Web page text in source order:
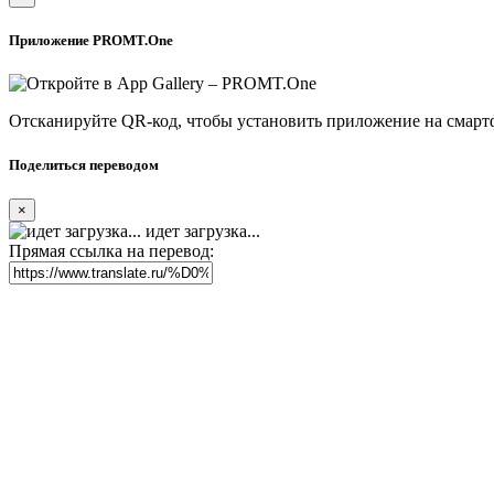
Приложение PROMT.One
Отсканируйте QR-код, чтобы установить приложение на
Поделиться переводом
×
идет загрузка...
Прямая ссылка на перевод: